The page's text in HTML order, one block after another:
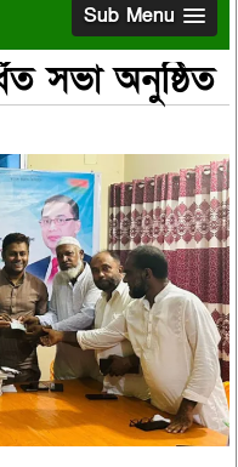
Sub Menu
সভা অনুষ্ঠিত